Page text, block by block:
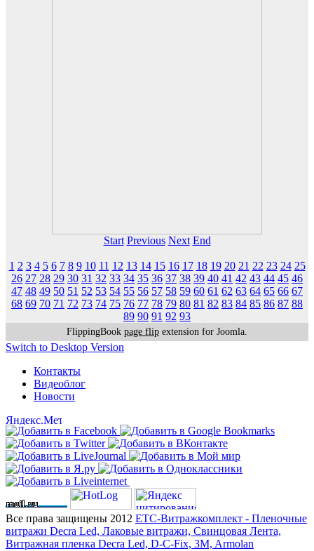
Start Previous Next End
1 2 3 4 5 6 7 8 9 10 11 12 13 14 15 16 17 18 19 20 21 22 23 24 25
26 27 28 29 30 31 32 33 34 35 36 37 38 39 40 41 42 43 44 45 46
47 48 49 50 51 52 53 54 55 56 57 58 59 60 61 62 63 64 65 66 67
68 69 70 71 72 73 74 75 76 77 78 79 80 81 82 83 84 85 86 87 88
89 90 91 92 93
FlippingBook page flip extension for Joomla.
Switch to Desktop Version
Контакты
Видеоблог
Новости
Все права защищены 2012 ЕТС-Витражкомплект - Пленочные
витражи Decra Led, Лаковые витражи, Свинцовая Лента,
Витражная пленка Decra Led, D-C-Fix, 3M, Armolan